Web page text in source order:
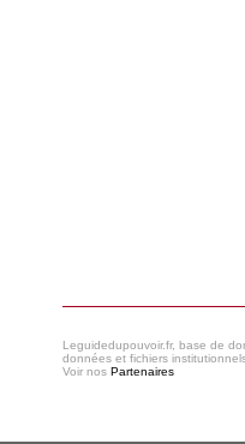
Leguidedupouvoir.fr, base de
données et fichiers
Voir nos Partenaires